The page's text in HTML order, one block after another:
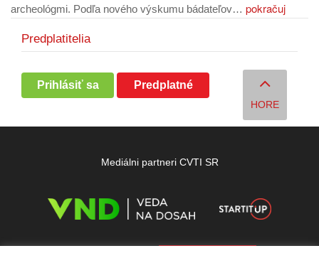
archeológmi. Podľa nového výskumu bádateľov… pokračuj
Predplatitelia
Prihlásiť sa Predplatné
HORE
Mediálni partneri CVTI SR